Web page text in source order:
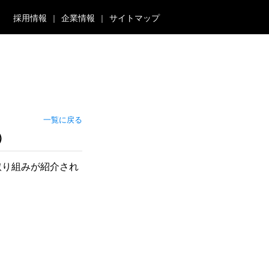
採用情報 企業情報 サイトマップ
一覧に戻る
組みが紹介され